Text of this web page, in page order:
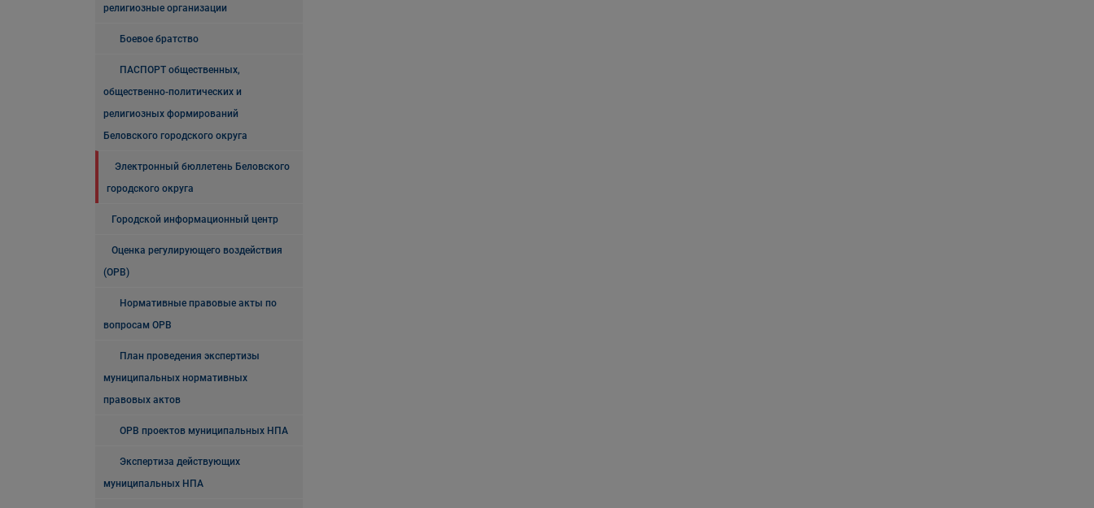
религиозные организации
Боевое братство
ПАСПОРТ общественных,
общественно-политических и
религиозных формирований
Беловского городского округа
Электронный бюллетень Беловского
городского округа
Городской информационный центр
Оценка регулирующего воздействия
(ОРВ)
Нормативные правовые акты по
вопросам ОРВ
План проведения экспертизы
муниципальных нормативных
правовых актов
ОРВ проектов муниципальных НПА
Экспертиза действующих
муниципальных НПА